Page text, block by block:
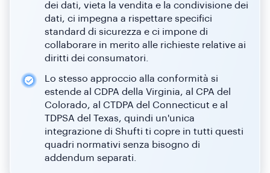
dei dati, vieta la vendita e la condivisione dei
dati, ci impegna a rispettare specifici
standard di sicurezza e ci impone di
collaborare in merito alle richieste relative ai
diritti dei consumatori.
Lo stesso approccio alla conformità si
estende al CDPA della Virginia, al CPA del
Colorado, al CTDPA del Connecticut e al
TDPSA del Texas, quindi un'unica
integrazione di Shufti ti copre in tutti questi
quadri normativi senza bisogno di
addendum separati.